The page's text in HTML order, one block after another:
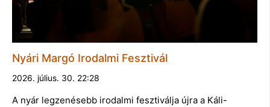
Nyári Margó Irodalmi Fesztivál
2026. július. 30. 22:28
A nyár legzenésebb irodalmi fesztiválja újra a Káli-